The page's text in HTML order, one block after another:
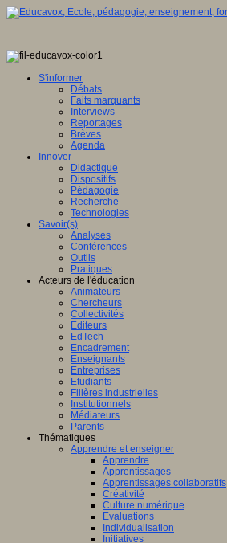
S'informer
Débats
Faits marquants
Interviews
Reportages
Brèves
Agenda
Innover
Didactique
Dispositifs
Pédagogie
Recherche
Technologies
Savoir(s)
Analyses
Conférences
Outils
Pratiques
Acteurs de l'éducation
Animateurs
Chercheurs
Collectivités
Editeurs
EdTech
Encadrement
Enseignants
Entreprises
Etudiants
Filières industrielles
Institutionnels
Médiateurs
Parents
Thématiques
Apprendre et enseigner
Apprendre
Apprentissages
Apprentissages collaboratifs
Créativité
Culture numérique
Evaluations
Individualisation
Initiatives